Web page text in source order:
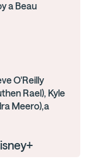
a Beau
O'Reilly
Rael), Kyle
Meero),a